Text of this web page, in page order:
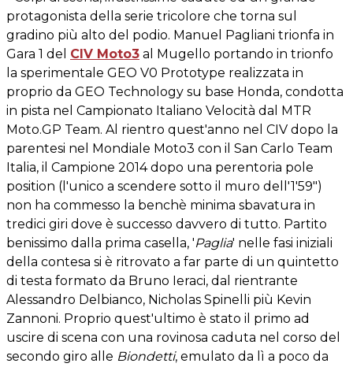
protagonista della serie tricolore che torna sul
gradino più alto del podio. Manuel Pagliani trionfa in
Gara 1 del CIV Moto3 al Mugello portando in trionfo
la sperimentale GEO V0 Prototype realizzata in
proprio da GEO Technology su base Honda, condotta
in pista nel Campionato Italiano Velocità dal MTR
Moto.GP Team. Al rientro quest'anno nel CIV dopo la
parentesi nel Mondiale Moto3 con il San Carlo Team
Italia, il Campione 2014 dopo una perentoria pole
position (l'unico a scendere sotto il muro dell'1'59")
non ha commesso la benchè minima sbavatura in
tredici giri dove è successo davvero di tutto. Partito
benissimo dalla prima casella, 'Paglia' nelle fasi iniziali
della contesa si è ritrovato a far parte di un quintetto
di testa formato da Bruno Ieraci, dal rientrante
Alessandro Delbianco, Nicholas Spinelli più Kevin
Zannoni. Proprio quest'ultimo è stato il primo ad
uscire di scena con una rovinosa caduta nel corso del
secondo giro alle Biondetti, emulato da lì a poco da